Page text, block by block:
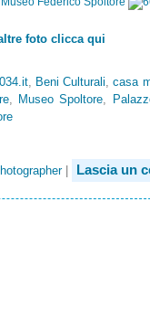
foto clicca qui
, Beni Culturali ,casa
Museo Spoltore
| Lascia un